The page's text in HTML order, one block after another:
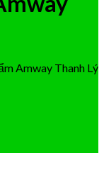
Amway Thanh Lý